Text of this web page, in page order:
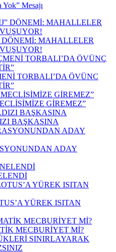
Yok” Mesajı
DÖNEMİ: MAHALLELER
TORBALI’DA ÖVÜNÇ
GİREMEZ”
BAŞKASINA
ADAY
YÜREK ISITAN
MECBURİYET Mİ?